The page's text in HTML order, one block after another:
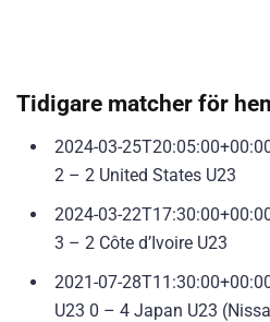
Tidigare matcher för
2024-03-
2 – 2 United States U23
2024-03-
3 – 2 Côte d’Ivoire U23
2021-07-
U23 0 – 4 Japan U23